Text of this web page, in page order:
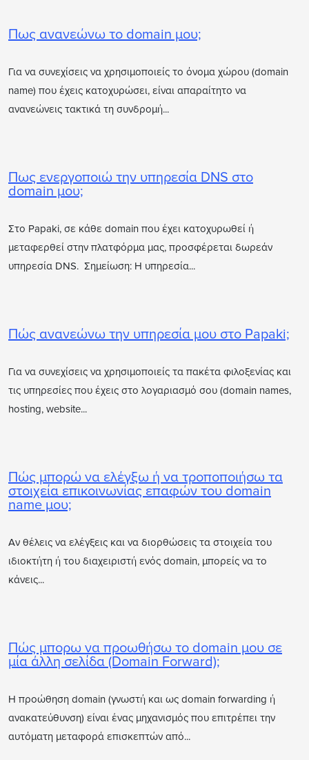
Πως ανανεώνω το domain μου;
Για να συνεχίσεις να χρησιμοποιείς το όνομα χώρου (domain
name) που έχεις κατοχυρώσει, είναι απαραίτητο να
ανανεώνεις τακτικά τη συνδρομή...
Πως ενεργοποιώ την υπηρεσία DNS στο
domain μου;
Στο Papaki, σε κάθε domain που έχει κατοχυρωθεί ή
μεταφερθεί στην πλατφόρμα μας, προσφέρεται δωρεάν
υπηρεσία DNS. Σημείωση: Η υπηρεσία...
Πώς ανανεώνω την υπηρεσία μου στο Papaki;
Για να συνεχίσεις να χρησιμοποιείς τα πακέτα φιλοξενίας και
τις υπηρεσίες που έχεις στο λογαριασμό σου (domain names,
hosting, website...
Πώς μπορώ να ελέγξω ή να τροποποιήσω τα
στοιχεία επικοινωνίας επαφών του domain
name μου;
Αν θέλεις να ελέγξεις και να διορθώσεις τα στοιχεία του
ιδιοκτήτη ή του διαχειριστή ενός domain, μπορείς να το
κάνεις...
Πώς μπορω να προωθήσω το domain μου σε
μία άλλη σελίδα (Domain Forward);
Η προώθηση domain (γνωστή και ως domain forwarding ή
ανακατεύθυνση) είναι ένας μηχανισμός που επιτρέπει την
αυτόματη μεταφορά επισκεπτών από...